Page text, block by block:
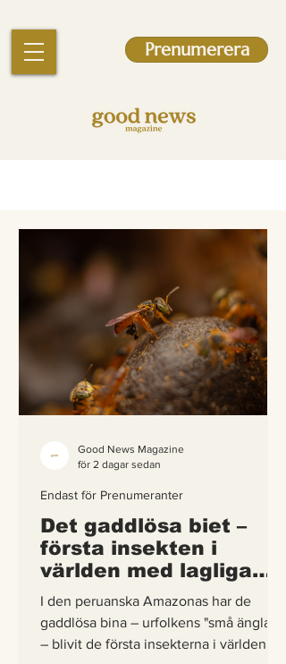
Prenumerera
Det gaddlösa biet –
första insekten i
världen med lagliga
rättigheter
I den peruanska Amazonas har de
gaddlösa bina – urfolkens "små änglar"
– blivit de första insekterna i världen att
Endast för Prenumeranter
Good News Magazine
för 2 dagar sedan